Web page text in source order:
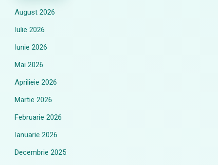
August 2026
Iulie 2026
Iunie 2026
Mai 2026
Aprilieie 2026
Martie 2026
Februarie 2026
Ianuarie 2026
Decembrie 2025